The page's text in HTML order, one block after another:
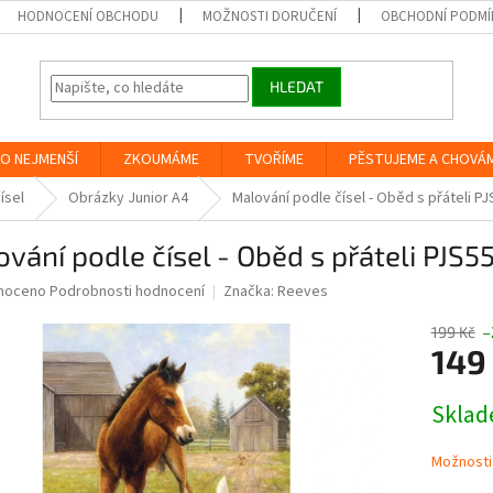
HODNOCENÍ OBCHODU MOŽNOSTI DORUČENÍ OBCHODNÍ
HLEDAT
NEJMENŠÍ ZKOUMÁME TVOŘÍME PĚSTUJEME A
Obrázky Junior A4 Malování podle čísel - Oběd s přáteli
podle čísel - Oběd s přáteli PJS55
Podrobnosti hodnocení Značka: Reeves
199 Kč
149
cena: